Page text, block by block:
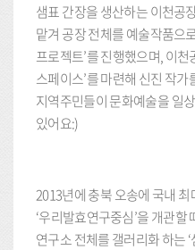
샘표 간장을 생산하는 이천공
맡겨 공장 전체를 예술작품으
프로젝트’를 진행했으며, 이
스페이스’를 마련해 신진 작
지역주민들이 문화예술을 일
있어요:)
2013년에 충북 오송에 국내
‘우리발효연구중심’을 개관
연구소 전체를 갤러리화 하는